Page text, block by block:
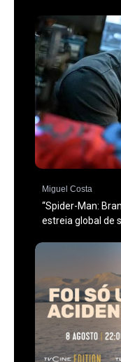
Miguel Costa
“Spider-Man:
estreia global de